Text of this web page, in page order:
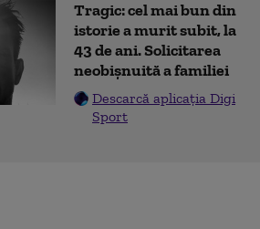
Tragic: cel mai bun din
istorie a murit subit, la
43 de ani. Solicitarea
neobișnuită a familiei
Descarcă aplicația Digi
Sport